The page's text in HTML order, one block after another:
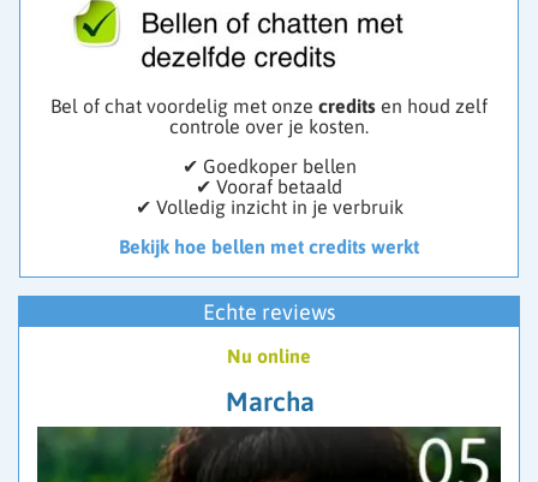
Bel of chat voordelig met onze credits en houd zelf
controle over je kosten.
✔ Goedkoper bellen
✔ Vooraf betaald
✔ Volledig inzicht in je verbruik
Bekijk hoe bellen met credits werkt
Echte reviews
Nu online
Marcha